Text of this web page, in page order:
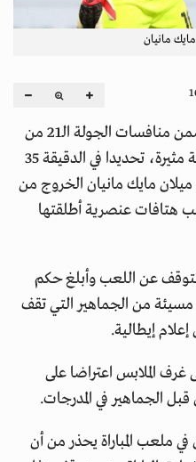
مانيان
شهدت مباراة أودينيزي و​ميلان​ ضمن منافسات الجولة الـ21 من ​
الدوري الإيطالي لكرة القدم، حادثة مثيرة، تحديدا في الدقيقة 35
ميلان ​مايك مانيان​ الخروج من
هتافات عنصرية أطلقتها
عن اللعب وأبلغ حكم
مسيئة من الجماهير التي تقف
إيطالية.
الملابس اعتراضا على
الجماهير في المدرجات.
ملعب المباراة يحذر من أن